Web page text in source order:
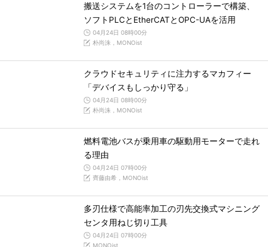
搬送システムを1台のコントローラーで構築、
ソフトPLCとEtherCATとOPC-UAを活用
04月24日 08時00分
朴尚洙，MONOist
クラウドセキュリティに注力するマカフィー
「デバイスもしっかり守る」
04月24日 08時00分
朴尚洙，MONOist
燃料電池バスが乗用車の駆動用モーターで走れ
る理由
04月24日 07時00分
齊藤由希，MONOist
多刃仕様で高能率加工の刃先交換式マシニング
センタ用ねじ切り工具
04月24日 07時00分
MONOist